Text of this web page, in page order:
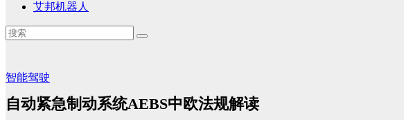
艾邦机器人
智能驾驶
自动紧急制动系统AEBS中欧法规解读